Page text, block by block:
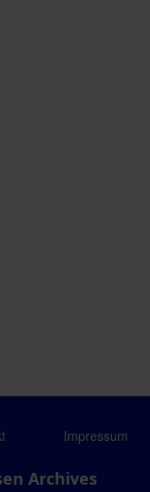
Impressum
Archives